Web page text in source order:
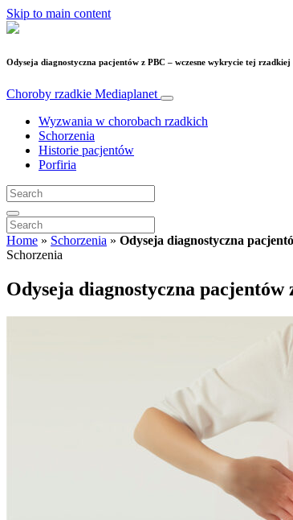
Skip to main content
Odyseja diagnostyczna pacjentów z PBC – wczesne wykrycie tej
Choroby rzadkie Mediaplanet
Wyzwania w chorobach rzadkich
Schorzenia
Historie pacjentów
Porfiria
Home » Schorzenia » Odyseja diagnostyczna
Schorzenia
Odyseja diagnostyczna